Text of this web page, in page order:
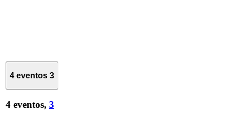
4 eventos 3
4 eventos, 3